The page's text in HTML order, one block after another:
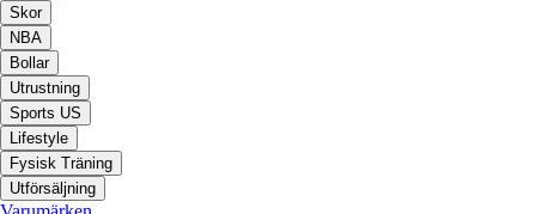
Skor
NBA
Bollar
Utrustning
Sports US
Lifestyle
Fysisk Träning
Utförsäljning